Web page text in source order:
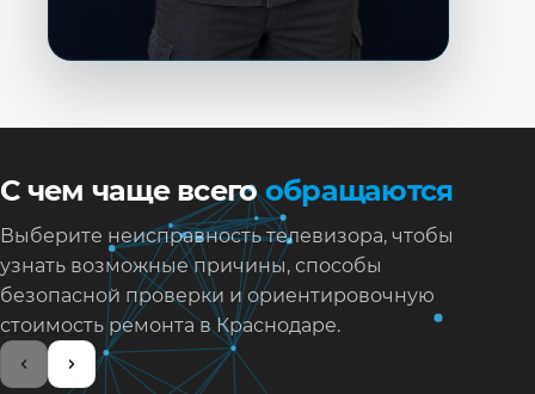
С чем чаще всегообращаются
Выберите неисправность телевизора, чтобы
узнать возможные причины, способы
безопасной проверки и ориентировочную
стоимость ремонта в Краснодаре.